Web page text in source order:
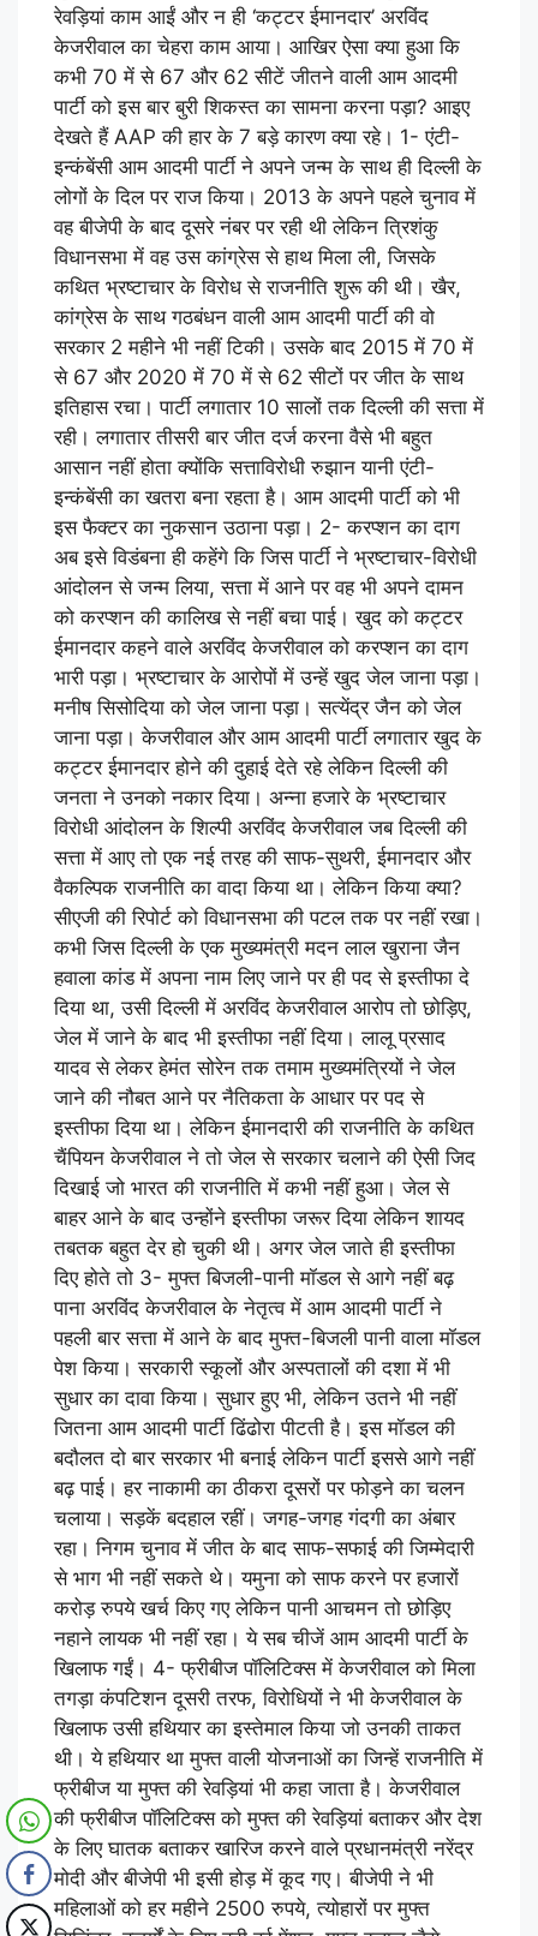
रेवड़ियां काम आईं और न ही ‘कट्टर ईमानदार’ अरविंद
केजरीवाल का चेहरा काम आया। आखिर ऐसा क्या हुआ कि
कभी 70 में से 67 और 62 सीटें जीतने वाली आम आदमी
पार्टी को इस बार बुरी शिकस्त का सामना करना पड़ा? आइए
देखते हैं AAP की हार के 7 बड़े कारण क्या रहे। 1- एंटी-
इन्कंबेंसी आम आदमी पार्टी ने अपने जन्म के साथ ही दिल्ली के
लोगों के दिल पर राज किया। 2013 के अपने पहले चुनाव में
वह बीजेपी के बाद दूसरे नंबर पर रही थी लेकिन त्रिशंकु
विधानसभा में वह उस कांग्रेस से हाथ मिला ली, जिसके
कथित भ्रष्टाचार के विरोध से राजनीति शुरू की थी। खैर,
कांग्रेस के साथ गठबंधन वाली आम आदमी पार्टी की वो
सरकार 2 महीने भी नहीं टिकी। उसके बाद 2015 में 70 में
से 67 और 2020 में 70 में से 62 सीटों पर जीत के साथ
इतिहास रचा। पार्टी लगातार 10 सालों तक दिल्ली की सत्ता में
रही। लगातार तीसरी बार जीत दर्ज करना वैसे भी बहुत
आसान नहीं होता क्योंकि सत्ताविरोधी रुझान यानी एंटी-
इन्कंबेंसी का खतरा बना रहता है। आम आदमी पार्टी को भी
इस फैक्टर का नुकसान उठाना पड़ा। 2- करप्शन का दाग
अब इसे विडंबना ही कहेंगे कि जिस पार्टी ने भ्रष्टाचार-विरोधी
आंदोलन से जन्म लिया, सत्ता में आने पर वह भी अपने दामन
को करप्शन की कालिख से नहीं बचा पाई। खुद को कट्टर
ईमानदार कहने वाले अरविंद केजरीवाल को करप्शन का दाग
भारी पड़ा। भ्रष्टाचार के आरोपों में उन्हें खुद जेल जाना पड़ा।
मनीष सिसोदिया को जेल जाना पड़ा। सत्येंद्र जैन को जेल
जाना पड़ा। केजरीवाल और आम आदमी पार्टी लगातार खुद के
कट्टर ईमानदार होने की दुहाई देते रहे लेकिन दिल्ली की
जनता ने उनको नकार दिया। अन्ना हजारे के भ्रष्टाचार
विरोधी आंदोलन के शिल्पी अरविंद केजरीवाल जब दिल्ली की
सत्ता में आए तो एक नई तरह की साफ-सुथरी, ईमानदार और
वैकल्पिक राजनीति का वादा किया था। लेकिन किया क्या?
सीएजी की रिपोर्ट को विधानसभा की पटल तक पर नहीं रखा।
कभी जिस दिल्ली के एक मुख्यमंत्री मदन लाल खुराना जैन
हवाला कांड में अपना नाम लिए जाने पर ही पद से इस्तीफा दे
दिया था, उसी दिल्ली में अरविंद केजरीवाल आरोप तो छोड़िए,
जेल में जाने के बाद भी इस्तीफा नहीं दिया। लालू प्रसाद
यादव से लेकर हेमंत सोरेन तक तमाम मुख्यमंत्रियों ने जेल
जाने की नौबत आने पर नैतिकता के आधार पर पद से
इस्तीफा दिया था। लेकिन ईमानदारी की राजनीति के कथित
चैंपियन केजरीवाल ने तो जेल से सरकार चलाने की ऐसी जिद
दिखाई जो भारत की राजनीति में कभी नहीं हुआ। जेल से
बाहर आने के बाद उन्होंने इस्तीफा जरूर दिया लेकिन शायद
तबतक बहुत देर हो चुकी थी। अगर जेल जाते ही इस्तीफा
दिए होते तो 3- मुफ्त बिजली-पानी मॉडल से आगे नहीं बढ़
पाना अरविंद केजरीवाल के नेतृत्व में आम आदमी पार्टी ने
पहली बार सत्ता में आने के बाद मुफ्त-बिजली पानी वाला मॉडल
पेश किया। सरकारी स्कूलों और अस्पतालों की दशा में भी
सुधार का दावा किया। सुधार हुए भी, लेकिन उतने भी नहीं
जितना आम आदमी पार्टी ढिंढोरा पीटती है। इस मॉडल की
बदौलत दो बार सरकार भी बनाई लेकिन पार्टी इससे आगे नहीं
बढ़ पाई। हर नाकामी का ठीकरा दूसरों पर फोड़ने का चलन
चलाया। सड़कें बदहाल रहीं। जगह-जगह गंदगी का अंबार
रहा। निगम चुनाव में जीत के बाद साफ-सफाई की जिम्मेदारी
से भाग भी नहीं सकते थे। यमुना को साफ करने पर हजारों
करोड़ रुपये खर्च किए गए लेकिन पानी आचमन तो छोड़िए
नहाने लायक भी नहीं रहा। ये सब चीजें आम आदमी पार्टी के
खिलाफ गईं। 4- फ्रीबीज पॉलिटिक्स में केजरीवाल को मिला
तगड़ा कंपटिशन दूसरी तरफ, विरोधियों ने भी केजरीवाल के
खिलाफ उसी हथियार का इस्तेमाल किया जो उनकी ताकत
थी। ये हथियार था मुफ्त वाली योजनाओं का जिन्हें राजनीति में
फ्रीबीज या मुफ्त की रेवड़ियां भी कहा जाता है। केजरीवाल
की फ्रीबीज पॉलिटिक्स को मुफ्त की रेवड़ियां बताकर और देश
के लिए घातक बताकर खारिज करने वाले प्रधानमंत्री नरेंद्र
मोदी और बीजेपी भी इसी होड़ में कूद गए। बीजेपी ने भी
महिलाओं को हर महीने 2500 रुपये, त्योहारों पर मुफ्त